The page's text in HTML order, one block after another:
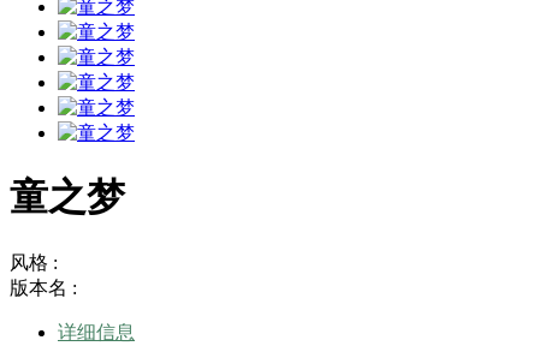
童之梦
风格 :
版本名 :
详细信息